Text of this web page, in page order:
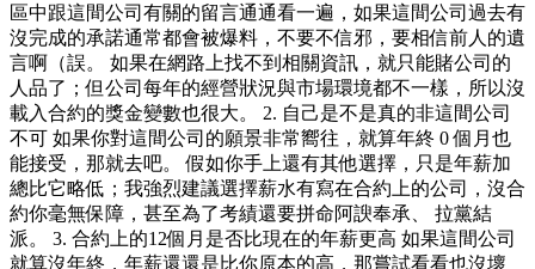
區中跟這間公司有關的留言通通看一遍，如果這間公司過去有
沒完成的承諾通常都會被爆料，不要不信邪，要相信前人的遺
言啊（誤。 如果在網路上找不到相關資訊，就只能賭公司的
人品了；但公司每年的經營狀況與市場環境都不一樣，所以沒
載入合約的獎金變數也很大。 2. 自己是不是真的非這間公司
不可 如果你對這間公司的願景非常嚮往，就算年終 0 個月也
能接受，那就去吧。 假如你手上還有其他選擇，只是年薪加
總比它略低；我強烈建議選擇薪水有寫在合約上的公司，沒合
約你毫無保障，甚至為了考績還要拼命阿諛奉承、 拉黨結
派。 3. 合約上的12個月是否比現在的年薪更高 如果這間公司
就算沒年終，年薪還還是比你原本的高，那嘗試看看也沒壞